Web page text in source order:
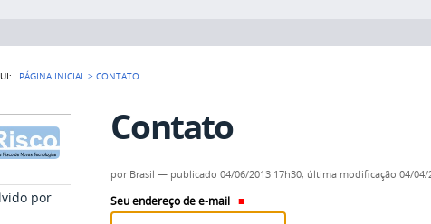
PÁGINA INICIAL >CONTATO
por
Contato
por Brasil — publicado 04/06/2013 17h30, última modificação 04/04/
Seu endereço de e-mail